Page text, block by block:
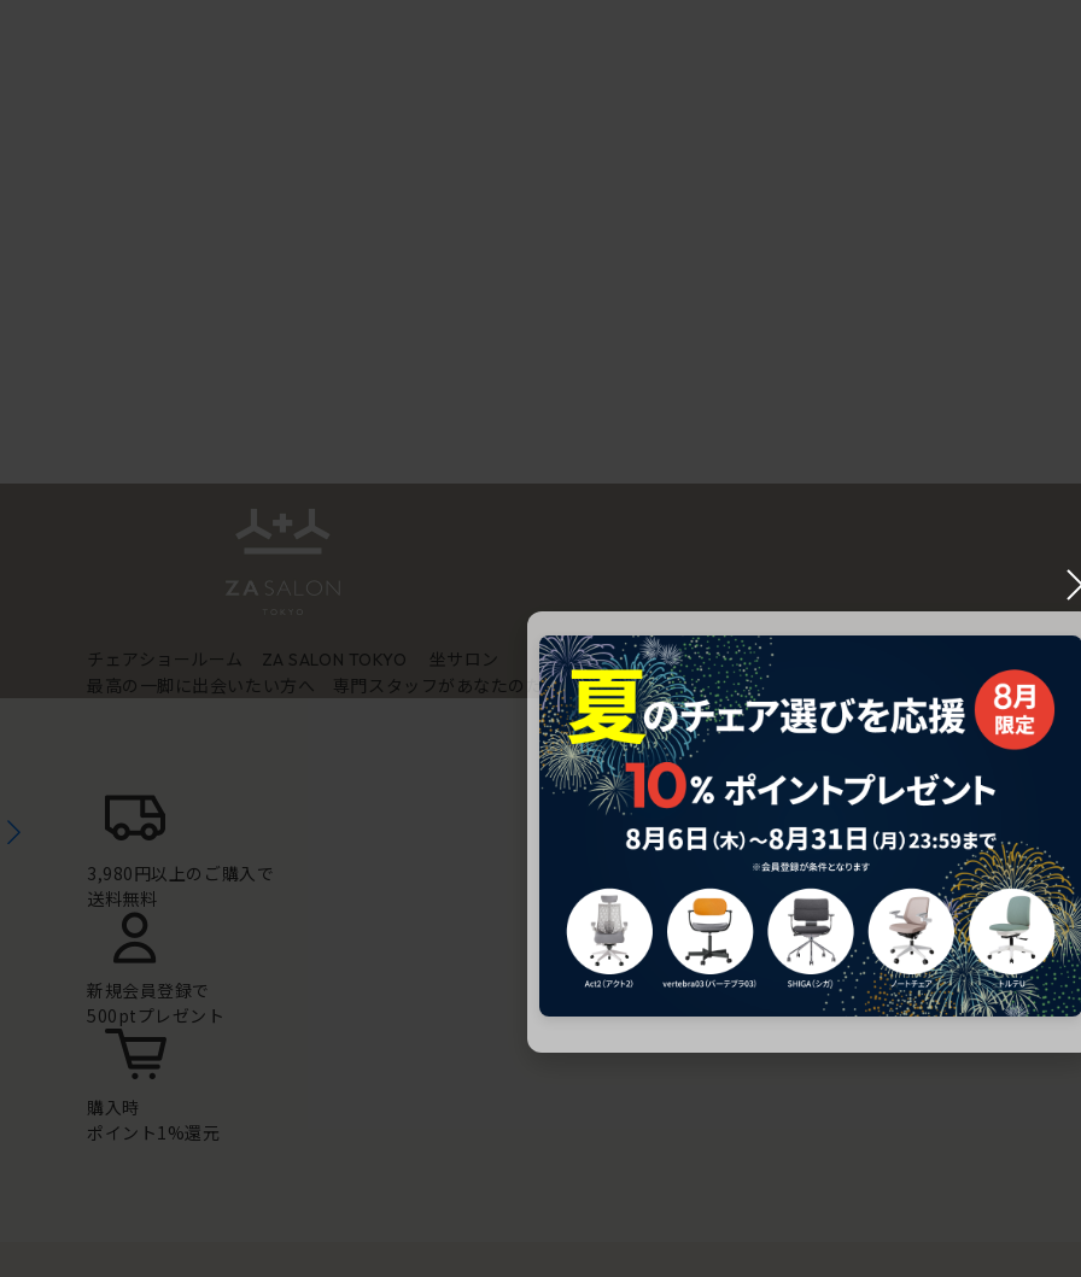
チェアショールーム ZA SALON TOKYO
坐サロン
最高の一脚に出会いたい方へ 専門スタッフがあなたのための椅子選びをサポートいたします。
3,980円以上のご購入で
送料無料
新規会員登録で
500ptプレゼント
購入時
ポイント1%還元